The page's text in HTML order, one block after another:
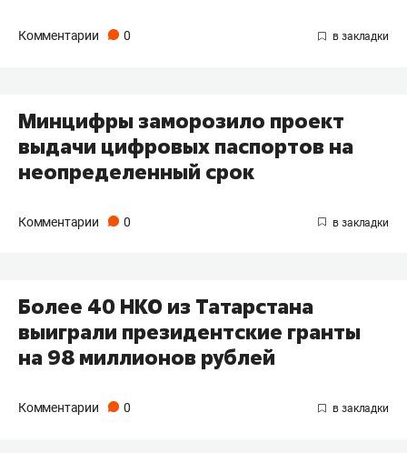
Комментарии 0
Минцифры заморозило проект
выдачи цифровых паспортов на
неопределенный срок
Комментарии 0
Более 40 НКО из Татарстана
выиграли президентские гранты
на 98 миллионов рублей
Комментарии 0